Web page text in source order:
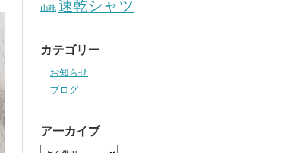
山靴 速乾シャツ
カテゴリー
お知らせ
ブログ
アーカイブ